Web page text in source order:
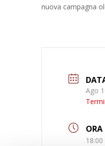
nuova campagna
Ago
ORA